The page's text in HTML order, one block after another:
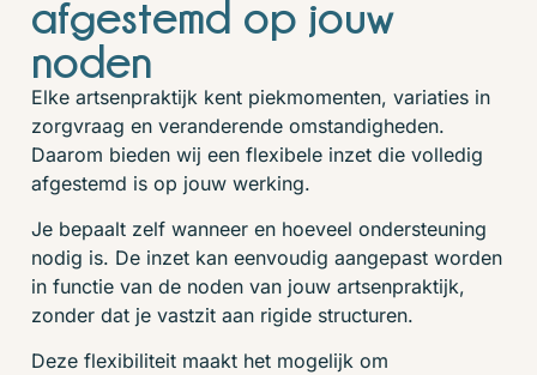
afgestemd op jouw
noden
Elke artsenpraktijk kent piekmomenten, variaties in
zorgvraag en veranderende omstandigheden.
Daarom bieden wij een flexibele inzet die volledig
afgestemd is op jouw werking.
Je bepaalt zelf wanneer en hoeveel ondersteuning
nodig is. De inzet kan eenvoudig aangepast worden
in functie van de noden van jouw artsenpraktijk,
zonder dat je vastzit aan rigide structuren.
Deze flexibiliteit maakt het mogelijk om